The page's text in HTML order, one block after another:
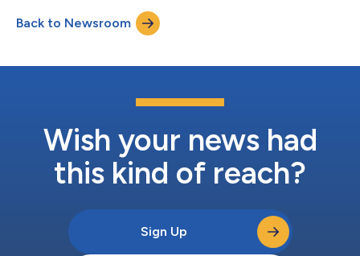
trabalho corporativa deixou de ser exclusivamente humana,
passando a ser composta por colaboradores e agentes de IA.
À medida que criminosos utilizam cada...
Back to Newsroom
Wish your news had
this kind of reach?
Sign Up